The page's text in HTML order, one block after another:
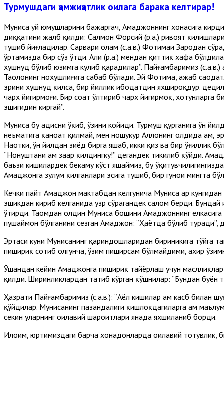
Турмушдаги ҳамжиҳатлик оилага барака келтирар!
Муниса уй юмушларини бажаргач, Аҳмаджоннинг хонасига
диққатини жалб қилди: Салмон Форсий (р.а.) ривоят
тушиб йиғладилар. Сарвари олам (с.а.в.) Фотимаи Заҳродан
ўртамизда бир сўз ўтди. Али (р.а.) мендан қиттиқ хафа
хушнуд бўлиб юзимга кулиб қарадилар”. Пайғамбаримиз
Таолонинг нохушлиғига сабаб бўлади. Эй Фотима, ажаб
эрини хушнуд қилса, бир йиллик ибодатдин яхшироқдур.
чарх йигирмоғи. Бир соат ўлтириб чарх йигирмоқ, хотунларга
эшигидин киргай”.
Муниса бу ҳадисни ўқиб, ўзини койиди. Турмуш қурганига ўн
неъматига қаноат қилмай, мен ношукур Аллоҳнинг олдида ҳам,
Наҳотки, ўн йилдан зиёд бирга яшаб, икки қиз ва бир ўғиллик
“Нонуштани ҳам заҳар қилдингку!” дегандек тикилиб қўйди.
баъзи кишилардек бекаму кўст яшаймиз, бу
Аҳмаджонга зулум қилганлари эсига тушиб, бир гуноҳи мингта
Кечки пайт Аҳмаджон мактабдан келгунича Муниса ҳар
эшикдан кириб келганида узр сўрагандек салом берди.
ўтирди. Таомдан олдин Муниса бошини Аҳмаджоннинг
пушаймон бўлганини сезган Аҳмаджон: “Ҳаётда бўлиб
Эртаси куни Мунисанинг қариндошларидан бириникига
пишириқ сотиб олгунча, ўзим пиширсам бўлмайдими, ахир
Ўшандан кейин Аҳмаджонга пишириқ тайёрлаш учун
қилди. Ширинликлардан татиб кўрган қўшнилар: “Бундан
Ҳазрати Пайғамбаримиз (с.а.в.): “Аёл кишилар ҳам касб билан
қўйдилар. Мунисанинг пазандалиги қишлоқдагиларга ҳам
секин уларнинг оилавий шароитлари янада яхшиланиб борди.
Илоҳим, юртимиздаги барча хонадонларда оилавий тотувлик,